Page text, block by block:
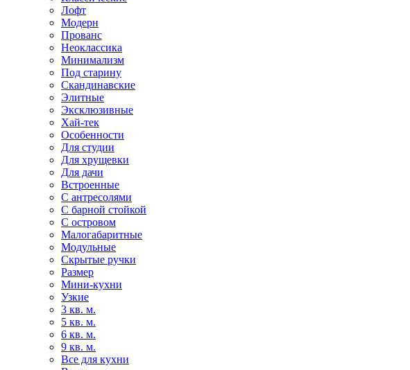
Лофт
Модерн
Прованс
Неоклассика
Минимализм
Под старину
Скандинавские
Элитные
Эксклюзивные
Хай-тек
Особенности
Для студии
Для хрущевки
Для дачи
Встроенные
С антресолями
С барной стойкой
С островом
Малогабаритные
Модульные
Скрытые ручки
Размер
Мини-кухни
Узкие
3 кв. м.
5 кв. м.
6 кв. м.
9 кв. м.
Все для кухни